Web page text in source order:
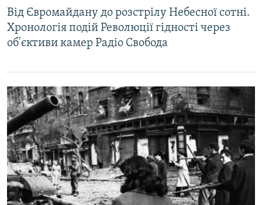
Усі сайти RFE/RL
Від Євромайдану до розстрілу Небесної сотні.
Хронологія подій Революції гідності через
об'єктиви камер Радіо Свобода